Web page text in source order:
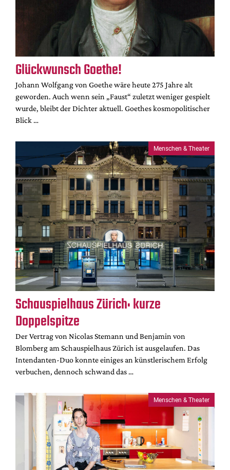
Glückwunsch Goethe!
Johann Wolfgang von Goethe wäre heute 275 Jahre alt
geworden. Auch wenn sein „Faust“ zuletzt weniger gespielt
wurde, bleibt der Dichter aktuell. Goethes kosmopolitischer
Blick …
Menschen & Theater
Schauspielhaus Zürich: kurze
Doppelspitze
Der Vertrag von Nicolas Stemann und Benjamin von
Blomberg am Schauspielhaus Zürich ist ausgelaufen. Das
Intendanten-Duo konnte einiges an künstlerischem Erfolg
verbuchen, dennoch schwand das …
Menschen & Theater